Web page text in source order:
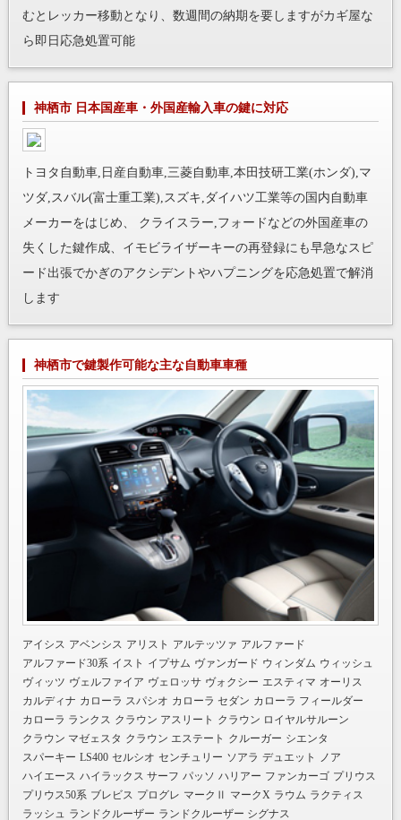
むとレッカー移動となり、数週間の納期を要しますがカギ屋な
ら即日応急処置可能
神栖市 日本国産車・外国産輸入車の鍵に対応
トヨタ自動車,日産自動車,三菱自動車,本田技研工業(ホンダ),マ
ツダ,スバル(富士重工業),スズキ,ダイハツ工業等の国内自動車
メーカーをはじめ、 クライスラー,フォードなどの外国産車の
失くした鍵作成、イモビライザーキーの再登録にも早急なスピ
ード出張でかぎのアクシデントやハプニングを応急処置で解消
します
神栖市で鍵製作可能な主な自動車車種
アイシス アベンシス アリスト アルテッツァ アルファード
アルファード30系 イスト イプサム ヴァンガード ウィンダム ウィッシュ
ヴィッツ ヴェルファイア ヴェロッサ ヴォクシー エスティマ オーリス
カルディナ カローラ スパシオ カローラ セダン カローラ フィールダー
カローラ ランクス クラウン アスリート クラウン ロイヤルサルーン
クラウン マゼェスタ クラウン エステート クルーガー シエンタ
スパーキー LS400 セルシオ センチュリー ソアラ デュエット
ノア
ハイエース ハイラックス サーフ パッソ ハリアー ファンカーゴ プリウス
プリウス50系 ブレビス プログレ マークⅡ マークX ラウム ラクティス
ラッシュ ランドクルーザー ランドクルーザー シグナス